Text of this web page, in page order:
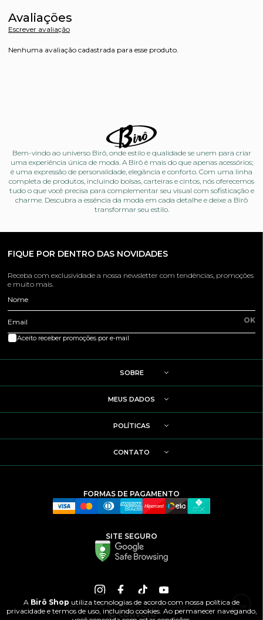
Avaliações
Escrever avaliação
Nenhuma avaliação cadastrada para esse produto.
Bem-vindo ao universo Birô, onde estilo e qualidade se unem para criar
uma experiência única de moda. A Birô é mais do que apenas acessórios;
é uma expressão de personalidade, elegância e conforto. Com uma linha
completa de produtos, incluindo bolsas, carteiras e cintos, nós oferecemos
tudo o que você precisa para complementar seu visual com sofisticação e
charme. Descubra a essência da moda em cada detalhe e deixe a Birô
transformar seu estilo.
FIQUE POR DENTRO DAS NOVIDADES
Receba com exclusividade a nossa newsletter com tendências, promoções
e muito mais.
Nome
Email OK
Aceito receber promoções por e-mail
SOBRE
MEUS DADOS
POLÍTICAS
CONTATO
SITE SEGURO
FORMAS DE PAGAMENTO
BIRÔSHOP © CNPJ 17.235.967/0001-55
A Birô Shop utiliza tecnologias de acordo com nossa política de
privacidade e termos de uso, incluindo cookies. Ao permanecer navegando,